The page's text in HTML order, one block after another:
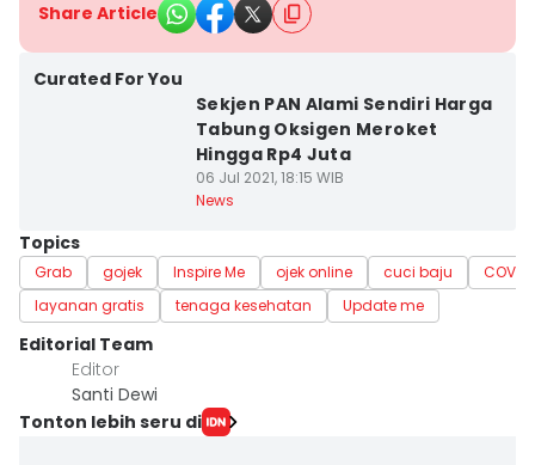
Share Article
Curated For You
Sekjen PAN Alami Sendiri Harga
Tabung Oksigen Meroket
Hingga Rp4 Juta
06 Jul 2021, 18:15 WIB
News
Topics
Grab gojek Inspire Me ojek online cuci baju
layanan gratis
tenaga kesehatan Update me
Editorial Team
Editor
Santi Dewi
Tonton lebih seru di